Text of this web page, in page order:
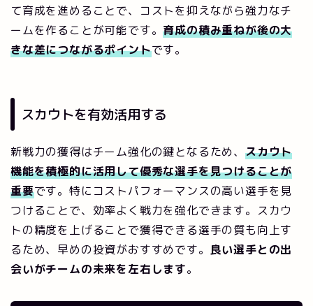
て育成を進めることで、コストを抑えながら強力なチ
ームを作ることが可能です。育成の積み重ねが後の大
きな差につながるポイントです。
スカウトを有効活用する
新戦力の獲得はチーム強化の鍵となるため、 スカウト
機能を積極的に活用して優秀な選手を見つけることが
重要です。特にコストパフォーマンスの高い選手を見
つけることで、効率よく戦力を強化できます。スカウ
トの精度を上げることで獲得できる選手の質も向上す
るため、早めの投資がおすすめです。 良い選手との出
会いがチームの未来を左右します。